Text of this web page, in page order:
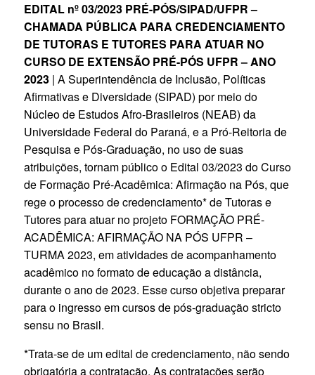
EDITAL nº 03/2023 PRÉ-PÓS/SIPAD/UFPR –
CHAMADA PÚBLICA PARA CREDENCIAMENTO
DE TUTORAS E TUTORES PARA ATUAR NO
CURSO DE EXTENSÃO PRÉ-PÓS UFPR – ANO
2023 | A Superintendência de Inclusão, Políticas
Afirmativas e Diversidade (SIPAD) por meio do
Núcleo de Estudos Afro-Brasileiros (NEAB) da
Universidade Federal do Paraná, e a Pró-Reitoria de
Pesquisa e Pós-Graduação, no uso de suas
atribuições, tornam público o Edital 03/2023 do Curso
de Formação Pré-Acadêmica: Afirmação na Pós, que
rege o processo de credenciamento* de Tutoras e
Tutores para atuar no projeto FORMAÇÃO PRÉ-
ACADÊMICA: AFIRMAÇÃO NA PÓS UFPR –
TURMA 2023, em atividades de acompanhamento
acadêmico no formato de educação a distância,
durante o ano de 2023. Esse curso objetiva preparar
para o ingresso em cursos de pós-graduação stricto
sensu no Brasil.
*Trata-se de um edital de credenciamento, não sendo
obrigatória a contratação. As contratações serão